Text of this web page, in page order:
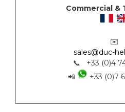
Commercial &
✉️
sales@duc-
📞 +33 (0)4
📲
+33 (0)7